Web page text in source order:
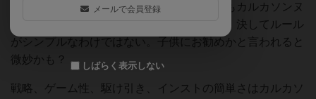
面白かったかどうかとなると、良くも悪くもカルカソンヌ
してるイメージだが物足りない印象。だが、決してルール
がシンプルなわけではない。子供にお勧めかと言われると
微妙かも？
戦略、ゲーム性、駆け引き、インストの簡単さはカルカソ
メールで会員登録
しばらく表示しない